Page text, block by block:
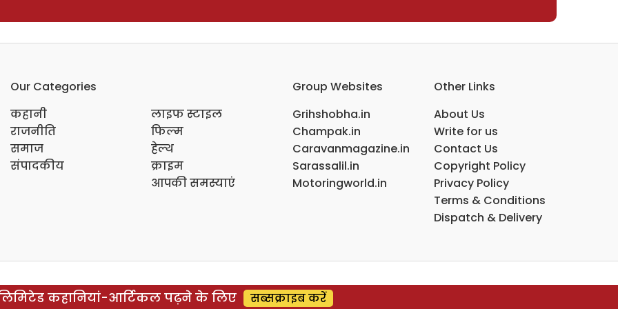
Our Categories
कहानी
राजनीति
समाज
संपादकीय
लाइफ स्टाइल
फिल्म
हेल्थ
क्राइम
आपकी समस्याएं
Group Websites
Grihshobha.in
Champak.in
Caravanmagazine.in
Sarassalil.in
Motoringworld.in
Other Links
About Us
Write for us
Contact Us
Copyright Policy
Privacy Policy
Terms & Conditions
Dispatch & Delivery
कहानियां-आर्टिकल पढ़ने के लिए सब्सक्राइब करें